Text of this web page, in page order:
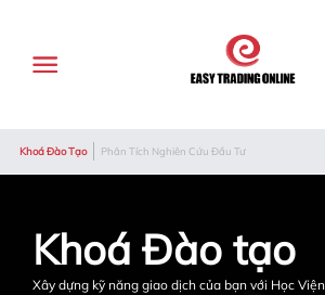
Khoá Đào Tạo Phân Tích Nghiên Cứu Đầu Tư
Khoá Đào tạo
Xây dựng kỹ năng giao dịch của bạn với Học Viện